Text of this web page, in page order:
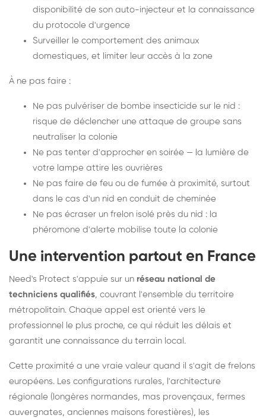
disponibilité de son auto-injecteur et la connaissance
du protocole d'urgence
Surveiller le comportement des animaux
domestiques, et limiter leur accès à la zone
À ne pas faire :
Ne pas pulvériser de bombe insecticide sur le nid :
risque de déclencher une attaque de groupe sans
neutraliser la colonie
Ne pas tenter d'approcher en soirée — la lumière de
votre lampe attire les ouvrières
Ne pas faire de feu ou de fumée à proximité, surtout
dans le cas d'un nid en conduit de cheminée
Ne pas écraser un frelon isolé près du nid : la
phéromone d'alerte mobilise toute la colonie
Une intervention partout en France
Need's Protect s'appuie sur un réseau national de
techniciens qualifiés, couvrant l'ensemble du territoire
métropolitain. Chaque appel est orienté vers le
professionnel le plus proche, ce qui réduit les délais et
garantit une connaissance du terrain local.
Cette proximité a une vraie valeur quand il s'agit de frelons
européens. Les configurations rurales, l'architecture
régionale (longères normandes, mas provençaux, fermes
auvergnates, anciennes maisons forestières), les